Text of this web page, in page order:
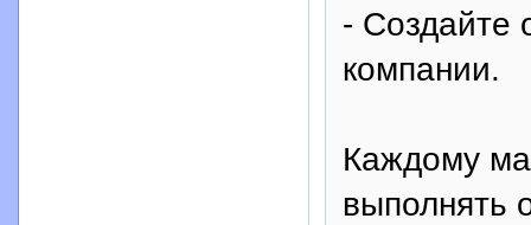
- Создайте
компании.
Каждому
выполнять